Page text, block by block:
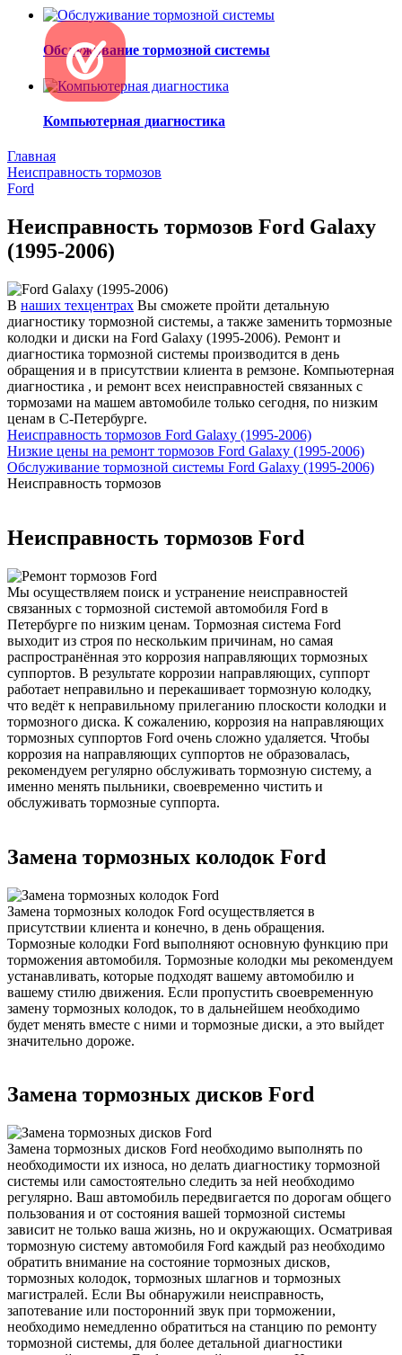
Обслуживание тормозной системы
Компьютерная диагностика
Главная
Неисправность тормозов
Ford
Неисправность тормозов Ford Galaxy
(1995-2006)
В наших техцентрах Вы сможете пройти детальную
диагностику тормозной системы, а также заменить тормозные
колодки и диски на Ford Galaxy (1995-2006). Ремонт и
диагностика тормозной системы производится в день
обращения и в присутствии клиента в ремзоне. Компьютерная
диагностика , и ремонт всех неисправностей связанных с
тормозами на машем автомобиле только сегодня, по низким
ценам в С-Петербурге.
Неисправность тормозов Ford Galaxy (1995-2006)
Низкие цены на ремонт тормозов Ford Galaxy (1995-2006)
Обслуживание тормозной системы Ford Galaxy (1995-2006)
Неисправность тормозов
Неисправность тормозов Ford
Мы осуществляем поиск и устранение неисправностей
связанных с тормозной системой автомобиля Ford в
Петербурге по низким ценам. Тормозная система Ford
выходит из строя по нескольким причинам, но самая
распространённая это коррозия направляющих тормозных
суппортов. В результате коррозии направляющих, суппорт
работает неправильно и перекашивает тормозную колодку,
что ведёт к неправильному прилеганию плоскости колодки и
тормозного диска. К сожалению, коррозия на направляющих
тормозных суппортов Ford очень сложно удаляется. Чтобы
коррозия на направляющих суппортов не образовалась,
рекомендуем регулярно обслуживать тормозную систему, а
именно менять пыльники, своевременно чистить и
обслуживать тормозные суппорта.
Замена тормозных колодок Ford
Замена тормозных колодок Ford осуществляется в
присутствии клиента и конечно, в день обращения.
Тормозные колодки Ford выполняют основную функцию при
торможения автомобиля. Тормозные колодки мы рекомендуем
устанавливать, которые подходят вашему автомобилю и
вашему стилю движения. Если пропустить своевременную
замену тормозных колодок, то в дальнейшем необходимо
будет менять вместе с ними и тормозные диски, а это выйдет
значительно дороже.
Замена тормозных дисков Ford
Замена тормозных дисков Ford необходимо выполнять по
необходимости их износа, но делать диагностику тормозной
системы или самостоятельно следить за ней необходимо
регулярно. Ваш автомобиль передвигается по дорогам общего
пользования и от состояния вашей тормозной системы
зависит не только ваша жизнь, но и окружающих. Осматривая
тормозную систему автомобиля Ford каждый раз необходимо
обратить внимание на состояние тормозных дисков,
тормозных колодок, тормозных шлагнов и тормозных
магистралей. Если Вы обнаружили неисправность,
запотевание или посторонний звук при торможении,
необходимо немедленно обратиться на станцию по ремонту
тормозной системы, для более детальной диагностики